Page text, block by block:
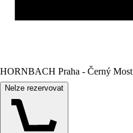
HORNBACH Praha - Černý Most
Nelze rezervovat